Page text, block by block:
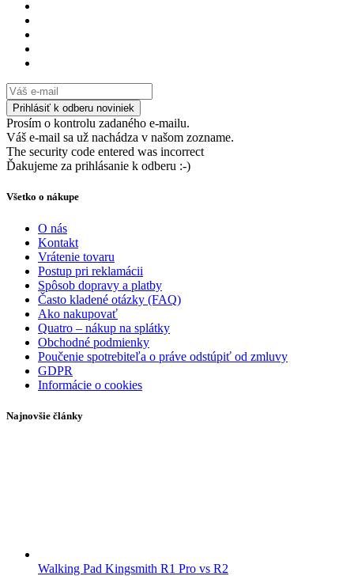
Prosím o kontrolu zadaného e-mailu.
Váš e-mail sa už nachádza v našom zozname.
The security code entered was incorrect
Ďakujeme za prihlásanie k odberu :-)
Všetko o nákupe
O nás
Kontakt
Vrátenie tovaru
Postup pri reklamácii
Spôsob dopravy a platby
Často kladené otázky (FAQ)
Ako nakupovať
Quatro – nákup na splátky
Obchodné podmienky
Poučenie spotrebiteľa o práve odstúpiť od zmluvy
GDPR
Informácie o cookies
Najnovšie články
Walking Pad Kingsmith R1 Pro vs R2